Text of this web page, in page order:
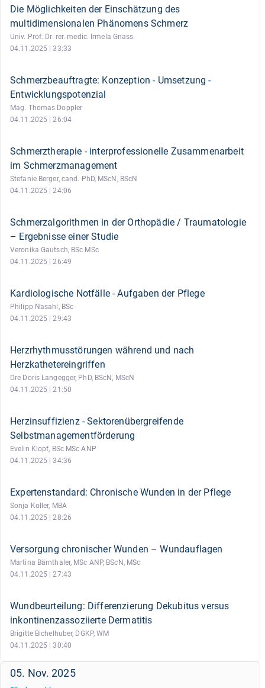
Die Möglichkeiten der Einschätzung des
multidimensionalen Phänomens Schmerz
Univ. Prof. Dr. rer. medic. Irmela Gnass
04.11.2025 | 33:33
Schmerzbeauftragte: Konzeption - Umsetzung -
Entwicklungspotenzial
Mag. Thomas Doppler
04.11.2025 | 26:04
Schmerztherapie - interprofessionelle Zusammenarbeit
im Schmerzmanagement
Stefanie Berger, cand. PhD, MScN, BScN
04.11.2025 | 24:06
Schmerzalgorithmen in der Orthopädie / Traumatologie
– Ergebnisse einer Studie
Veronika Gautsch, BSc MSc
04.11.2025 | 26:49
Kardiologische Notfälle - Aufgaben der Pflege
Philipp Nasahl, BSc
04.11.2025 | 29:43
Herzrhythmusstörungen während und nach
Herzkathetereingriffen
Dre Doris Langegger, PhD, BScN, MScN
04.11.2025 | 21:50
Herzinsuffizienz - Sektorenübergreifende
Selbstmanagementförderung
Evelin Klopf, BSc MSc ANP
04.11.2025 | 34:36
Expertenstandard: Chronische Wunden in der Pflege
Sonja Koller, MBA
04.11.2025 | 28:26
Versorgung chronischer Wunden – Wundauflagen
Martina Bärnthaler, MSc ANP, BScN, MSc
04.11.2025 | 27:43
Wundbeurteilung: Differenzierung Dekubitus versus
inkontinenzassoziierte Dermatitis
Brigitte Bichelhuber, DGKP, WM
04.11.2025 | 30:40
05. Nov. 2025